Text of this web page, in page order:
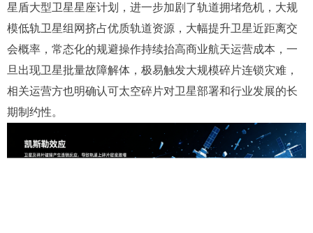
星盾大型卫星星座计划，进一步加剧了轨道拥堵危机，大规
模低轨卫星组网挤占优质轨道资源，大幅提升卫星近距离交
会概率，常态化的规避操作持续抬高商业航天运营成本，一
旦出现卫星批量故障解体，极易触发大规模碎片连锁灾难，
相关运营方也明确认可太空碎片对卫星部署和行业发展的长
期制约性。